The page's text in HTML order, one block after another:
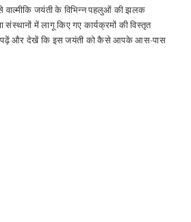
वाल्मीकि जयंती के विभिन्न पहलुओं की झलक
संस्थानों में लागू किए गए कार्यक्रमों की विस्तृत
पढ़ें और देखें कि इस जयंती को कैसे आपके आस-पास